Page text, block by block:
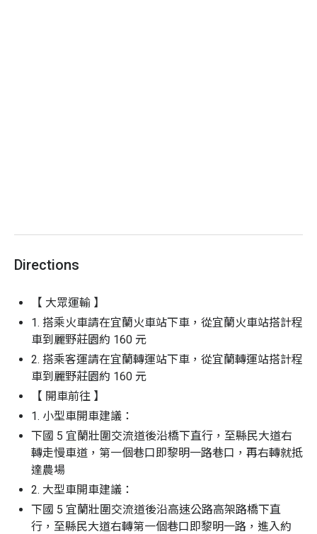
止入園
辦單位有權調整課程延期或取消
活動成行：4 人成行， 40 人滿班；若人數不足無法開
團，Niceday 將於行前通知您改期或全額退費；若已
確認成班，Niceday 將不會另行通知
Directions
【 大眾運輸 】
1. 搭乘火車請在宜蘭火車站下車，從宜蘭火車站搭計程
車到麗野莊園約 160 元
2. 搭乘客運請在宜蘭轉運站下車，從宜蘭轉運站搭計程
車到麗野莊園約 160 元
【 開車前往 】
1. 小型車開車建議：
下國 5 宜蘭壯圍交流道後沿橋下直行，至縣民大道右
轉走慢車道，第一個巷口即黎明一路巷口，再右轉就抵
達農場
2. 大型車開車建議：
下國 5 宜蘭壯圍交流道後沿高速公路高架路橋下直
行，至縣民大道右轉第一個巷口即黎明一路，進入約